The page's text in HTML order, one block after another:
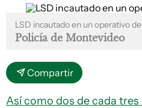
LSD incautado en un operativo
Policía de Montevideo
Compartir
Así como dos de cada